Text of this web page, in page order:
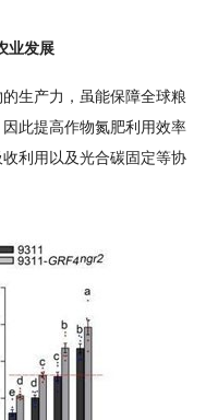
业发展
生产力，虽能保障全球粮
此提高作物氮肥利用效率
利用以及光合碳固定等协